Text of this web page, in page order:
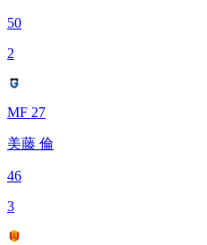
50
2
MF 27
美藤 倫
46
3